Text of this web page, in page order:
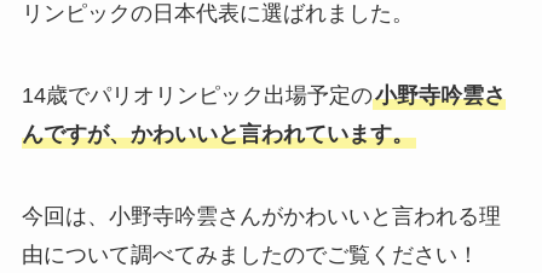
リンピックの日本代表に選ばれました。
14歳でパリオリンピック出場予定の小野寺吟雲さ
んですが、かわいいと言われています。
今回は、小野寺吟雲さんがかわいいと言われる理
由について調べてみましたのでご覧ください！